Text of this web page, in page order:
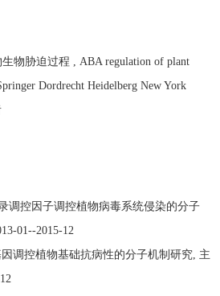
物胁迫过程 , ABA regulation of plant
Dordrecht Heidelberg New York
调控因子调控植物病毒系统侵染的分子
01--2015-12
因调控植物基础抗病性的分子机制研究, 主